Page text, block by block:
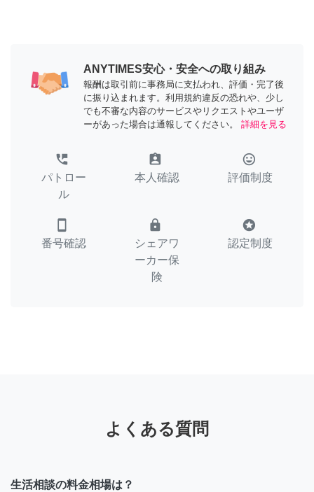
ANYTIMES安心・安全への取り組み
報酬は取引前に事務局に支払われ、評価・完了後
に振り込まれます。利用規約違反の恐れや、少し
でも不審な内容のサービスやリクエストやユーザ
ーがあった場合は通報してください。
詳細を見る
perm_phone_msg
パトロー
ル
assignment_ind
本人確認
tag_faces
評価制度
smartphone
番号確認
lock
シェアワ
ーカー保
険
stars
認定制度
よくある質問
生活相談の料金相場は？